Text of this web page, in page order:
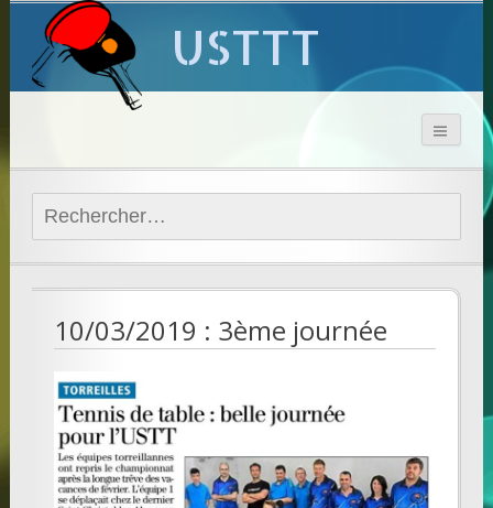
USTTT
Rechercher :
10/03/2019 : 3ème journée